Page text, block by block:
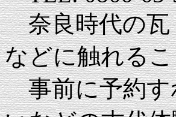
奈良時代の瓦
などに触れる
事前に予約す